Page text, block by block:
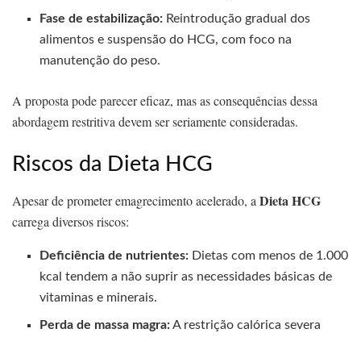
Fase de estabilização: Reintrodução gradual dos
alimentos e suspensão do HCG, com foco na
manutenção do peso.
A proposta pode parecer eficaz, mas as consequências dessa
abordagem restritiva devem ser seriamente consideradas.
Riscos da Dieta HCG
Apesar de prometer emagrecimento acelerado, a Dieta HCG
carrega diversos riscos:
Deficiência de nutrientes: Dietas com menos de 1.000
kcal tendem a não suprir as necessidades básicas de
vitaminas e minerais.
Perda de massa magra:A restrição calórica severa